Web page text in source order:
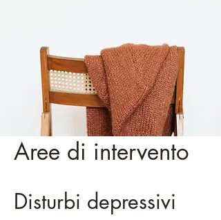
Aree di intervento
Disturbi depressivi